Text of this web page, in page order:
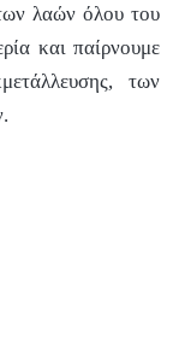
λαών όλου του
και παίρνουμε
των